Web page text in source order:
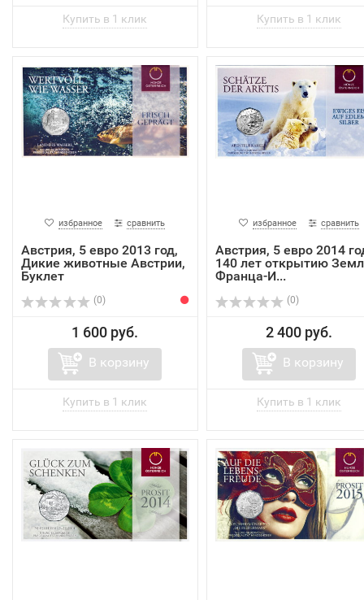
избранное сравнить
Австрия, 5 евро 2013 год,
Дикие животные Австрии,
Буклет
(0)
1 600 руб.
В корзину
избранное сравнить
Австрия, 5 евро 2014
140 лет открытию
Франца-И...
(0)
2 400 руб.
В корзину